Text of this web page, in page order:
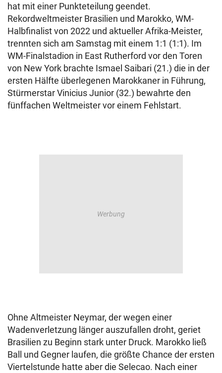
hat mit einer Punkteteilung geendet.
Rekordweltmeister Brasilien und Marokko, WM-
Halbfinalist von 2022 und aktueller Afrika-Meister,
trennten sich am Samstag mit einem 1:1 (1:1). Im
WM-Finalstadion in East Rutherford vor den Toren
von New York brachte Ismael Saibari (21.) die in der
ersten Hälfte überlegenen Marokkaner in Führung,
Stürmerstar Vinicius Junior (32.) bewahrte den
fünffachen Weltmeister vor einem Fehlstart.
Ohne Altmeister Neymar, der wegen einer
Wadenverletzung länger auszufallen droht, geriet
Brasilien zu Beginn stark unter Druck. Marokko ließ
Ball und Gegner laufen, die größte Chance der ersten
Viertelstunde hatte aber die Selecao. Nach einer